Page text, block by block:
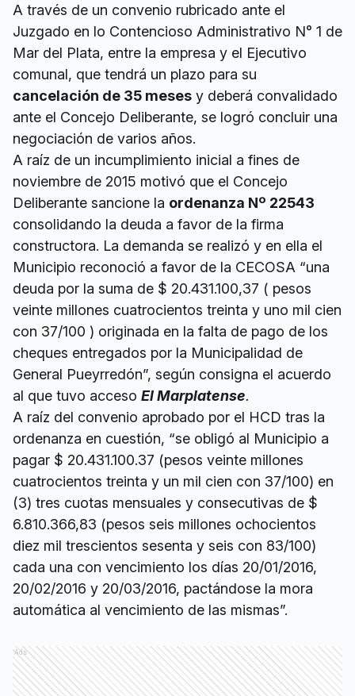
A través de un convenio rubricado ante el
Juzgado en lo Contencioso Administrativo N° 1 de
Mar del Plata, entre la empresa y el Ejecutivo
comunal, que tendrá un plazo para su
cancelación de 35 meses y deberá convalidado
ante el Concejo Deliberante, se logró concluir una
negociación de varios años.
A raíz de un incumplimiento inicial a fines de
noviembre de 2015 motivó que el Concejo
Deliberante sancione la ordenanza Nº 22543
consolidando la deuda a favor de la firma
constructora. La demanda se realizó y en ella el
Municipio reconoció a favor de la CECOSA “una
deuda por la suma de $ 20.431.100,37 ( pesos
veinte millones cuatrocientos treinta y uno mil cien
con 37/100 ) originada en la falta de pago de los
cheques entregados por la Municipalidad de
General Pueyrredón”, según consigna el acuerdo
al que tuvo acceso El Marplatense.
A raíz del convenio aprobado por el HCD tras la
ordenanza en cuestión, “se obligó al Municipio a
pagar $ 20.431.100.37 (pesos veinte millones
cuatrocientos treinta y un mil cien con 37/100) en
(3) tres cuotas mensuales y consecutivas de $
6.810.366,83 (pesos seis millones ochocientos
diez mil trescientos sesenta y seis con 83/100)
cada una con vencimiento los días 20/01/2016,
20/02/2016 y 20/03/2016, pactándose la mora
automática al vencimiento de las mismas”.
Ads